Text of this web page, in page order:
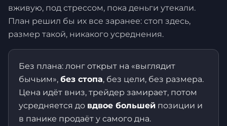
вживую, под стрессом, пока деньги утекали.
План решил бы их все заранее: стоп здесь,
размер такой, никакого усреднения.
Без плана: лонг открыт на «выглядит
бычьим», без стопа, без цели, без размера.
Цена идёт вниз, трейдер замирает, потом
усредняется до вдвое большей позиции и
в панике продаёт у самого дна.